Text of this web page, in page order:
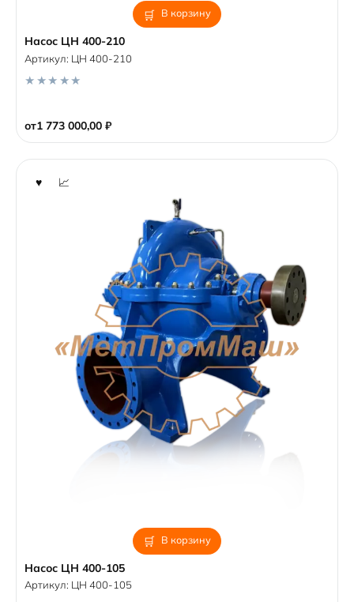
В корзину
Насос ЦН 400-210
от1 773 000,00 ₽
Артикул: ЦН 400-210
u
t
f
В корзину
Насос ЦН 400-105
Артикул: ЦН 400-105